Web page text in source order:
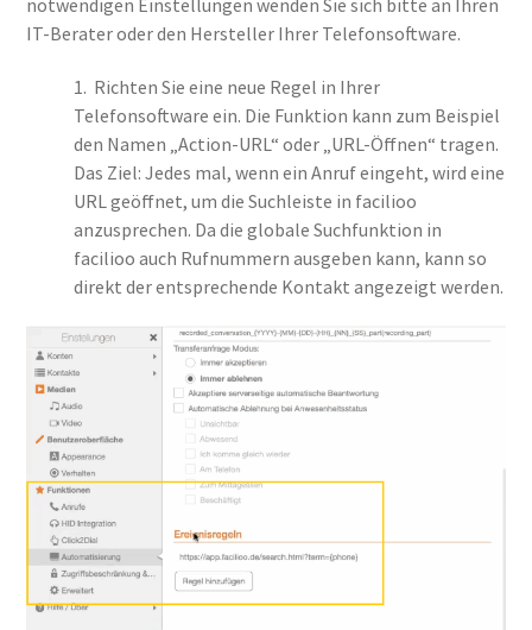
notwendigen Einstellungen wenden Sie sich bitte an Ihren
IT-Berater oder den Hersteller Ihrer Telefonsoftware.
1. Richten Sie eine neue Regel in Ihrer
Telefonsoftware ein. Die Funktion kann zum Beispiel
den Namen „Action-URL“ oder „URL-Öffnen“ tragen.
Das Ziel: Jedes mal, wenn ein Anruf eingeht, wird eine
URL geöffnet, um die Suchleiste in facilioo
anzusprechen. Da die globale Suchfunktion in
facilioo auch Rufnummern ausgeben kann, kann so
direkt der entsprechende Kontakt angezeigt werden.